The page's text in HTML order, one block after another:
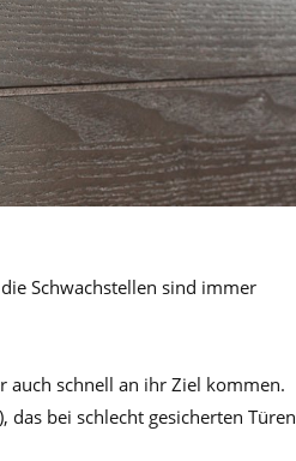
Schwachstellen sind immer
auch schnell an ihr Ziel kommen.
das bei schlecht gesicherten Türen